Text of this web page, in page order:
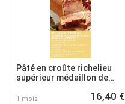
Pâté en croûte richelieu
supérieur médaillon de
pistache
1 mois 16,40 €